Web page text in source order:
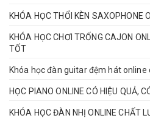
KHÓA HỌC THỔI KÈN SAXOPHONE
KHÓA HỌC CHƠI TRỐNG CAJON
TỐT
Khóa học đàn guitar đệm hát
HỌC PIANO ONLINE CÓ HIỆU QUẢ,
KHÓA HỌC ĐÀN NHỊ ONLINE CHẤT